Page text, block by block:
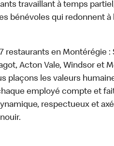
travaillant à temps
bénévoles qui redonnent
restaurants en Montérégie :
Acton Vale, Windsor et
plaçons les valeurs
employé compte et
respectueux et axé